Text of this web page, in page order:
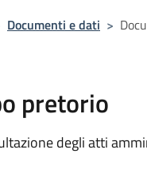
Documenti e dati >
pretorio
degli atti